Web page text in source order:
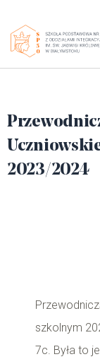
2023/2024
szkolnym
7c. Była to